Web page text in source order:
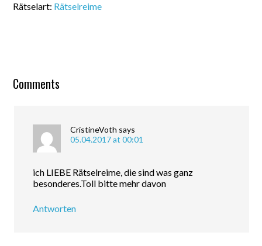
Rätselart: Rätselreime
Comments
CristineVoth says
05.04.2017 at 00:01
ich LIEBE Rätselreime, die sind was ganz
besonderes.Toll bitte mehr davon
Antworten